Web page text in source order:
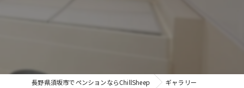
長野県須坂市でペンションならChillSheep ギャラリー